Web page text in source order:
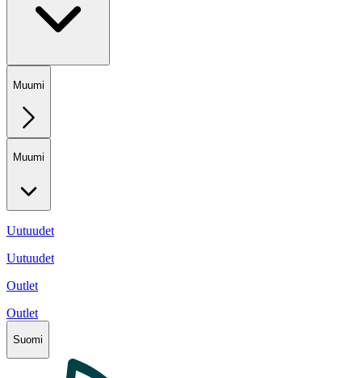
Muumi
Muumi
Uutuudet
Uutuudet
Outlet
Outlet
Suomi